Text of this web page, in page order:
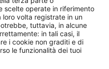
scelte operate in riferimento
loro volta registrate in un
tuttavia, in alcune
in tali casi, il
i cookie non graditi e di
le funzionalità dei tuoi